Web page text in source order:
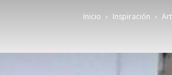
Inicio Inspiración